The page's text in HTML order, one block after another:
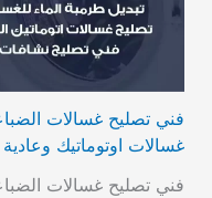
غسالات اوتوماتيك وعادية
فني تصليح غسالات